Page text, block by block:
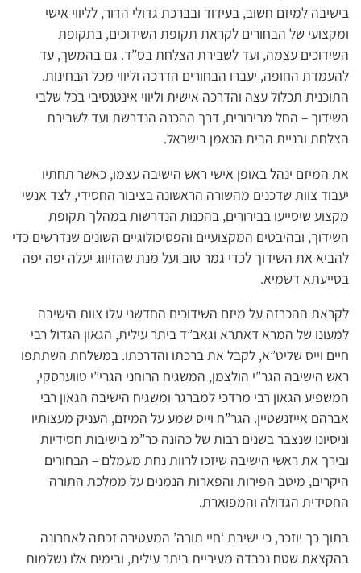
בישיבה למיזם חשוב, בעידוד ובברכת גדולי הדור, לליווי אישי
ומקצועי של הבחורים לקראת תקופת השידוכים, בתקופת
השידוכים עצמה, ועד לשבירת הצלחת בס”ד. גם בהמשך, עד
להעמדת החופה, יעברו הבחורים הדרכה וליווי מכל הבחינות.
התוכנית תכלול עצה והדרכה אישית וליווי אינטנסיבי בכל שלבי
השידוך – החל מבירורים, דרך ההכנה הנדרשת ועד לשבירת
הצלחת ובניית הבית הנאמן בישראל.
את המיזם ינהל באופן אישי ראש הישיבה עצמו, כאשר תחתיו
יעבוד צוות שדכנים מהשורה הראשונה בציבור החסידי, לצד אנשי
מקצוע שיסייעו בבירורים, בהכנות הנדרשות במהלך תקופת
השידוך, ובהיבטים המקצועיים והפסיכולוגיים השונים שנדרשים כדי
להביא את השידוך לכדי גמר טוב ועל מנת שהזיווג יעלה יפה יפה
בסייעתא דשמיא.
לקראת ההכרזה על מיזם השידוכים החדשני עלו צוות הישיבה
למעונו של המרא דאתרא וגאב”ד ביתר עילית, הגאון הגדול רבי
חיים וייס שליט”א, לקבל את ברכתו והדרכתו. במשלחת השתתפו
ראש הישיבה הגר”י הולצמן, המשגיח הרוחני הגרי”י טווערסקי,
המשפיע הגאון רבי מרדכי למברגר ומשגיח הישיבה הגאון רבי
אברהם אייזנשטיין. הגר”ח וייס שמע על המיזם, העניק מעצותיו
וניסיונו שנצבר בשנים רבות של כהונה כר”מ בישיבות חסידיות
ובירך את ראשי הישיבה שיזכו לרוות נחת מעמלם – הבחורים
היקרים, מיטב הפירות והפארות הנמנים על ממלכת התורה
החסידית הגדולה והמפוארת.
בתוך כך יוזכר, כי ישיבת ‘חיי תורה’ המעטירה זכתה לאחרונה
בהקצאת שטח נכבדה מעיריית ביתר עילית, ובימים אלו נשלמות